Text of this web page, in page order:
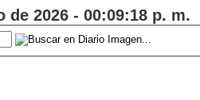
de 2026 - 00:09:19 p. m.